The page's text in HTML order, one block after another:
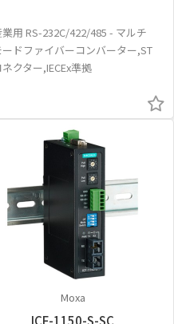
用 RS-232C/422/485 - マルチ
ドファイバーコンバーター,ST
クター,IECEx準拠
Moxa
ICF-1150-S-SC